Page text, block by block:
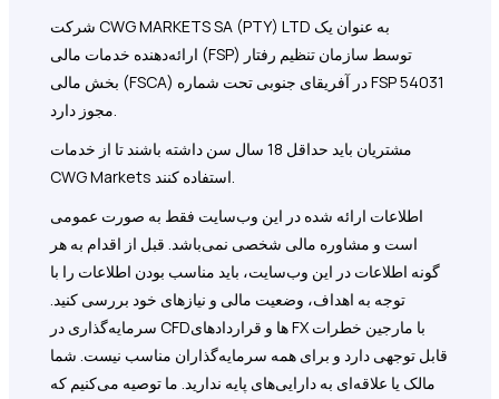
شرکت CWG MARKETS SA (PTY) LTD به عنوان یک
ارائه‌دهنده خدمات مالی (FSP) توسط سازمان تنظیم رفتار
بخش مالی (FSCA) در آفریقای جنوبی تحت شماره FSP 54031
مجوز دارد.
مشتریان باید حداقل 18 سال سن داشته باشند تا از خدمات
CWG Markets استفاده کنند.
اطلاعات ارائه شده در این وب‌سایت فقط به صورت عمومی
است و مشاوره مالی شخصی نمی‌باشد. قبل از اقدام به هر
گونه اطلاعات در این وب‌سایت، باید مناسب بودن اطلاعات را با
توجه به اهداف، وضعیت مالی و نیازهای خود بررسی کنید.
سرمایه‌گذاری در CFDها و قراردادهای FX با مارجین خطرات
قابل توجهی دارد و برای همه سرمایه‌گذاران مناسب نیست. شما
مالک یا علاقه‌ای به دارایی‌های پایه ندارید. ما توصیه می‌کنیم که